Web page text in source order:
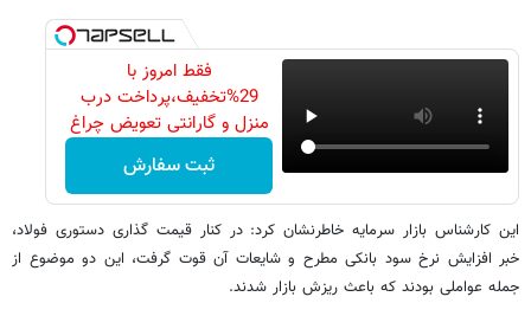
فقط امروز با
29%تخفیف،پرداخت درب
منزل و گارانتی تعویض چراغ
ثبت سفارش
این کارشناس بازار سرمایه خاطرنشان کرد: در کنار قیمت گذاری دستوری فولاد،
خبر افزایش نرخ سود بانکی مطرح و شایعات آن قوت گرفت، این دو موضوع از
جمله عواملی بودند که باعث ریزش بازار شدند.